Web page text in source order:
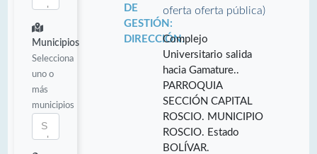
Municipios
Selecciona
uno o
más
municipios
DE
GESTIÓN:
oferta oferta pública)
DIRECCIÓN:Complejo
Universitario salida
hacia Gamature..
PARROQUIA
SECCIÓN CAPITAL
ROSCIO. MUNICIPIO
ROSCIO. Estado
BOLÍVAR.